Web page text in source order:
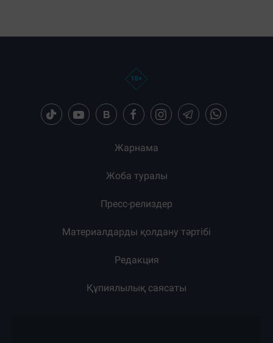
Жарнама
Жоба туралы
Пресс-релиздер
Материалдарды қолдану тәртібі
Редакция
Құпиялылық саясаты